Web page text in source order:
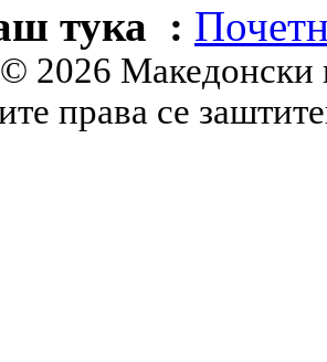
тука :
2026 Македонски
права се